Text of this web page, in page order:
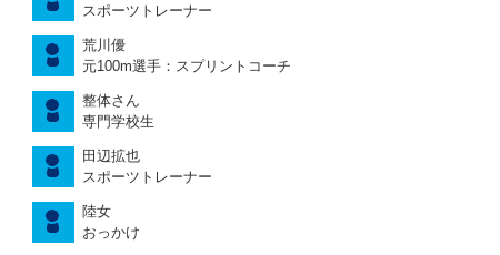
スポーツトレーナー
荒川優
元100m選手：スプリントコーチ
整体さん
専門学校生
田辺拡也
スポーツトレーナー
陸女
おっかけ